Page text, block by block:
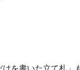
を書いた立て札」